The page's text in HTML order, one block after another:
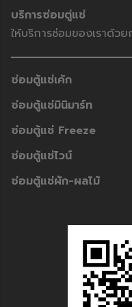
บริการซ่อมตู่แช่
ให้บริการซ่อมของเราด้ว
ซ่อมตู้แช่เค้ก
ซ่อมตู้แช่มินิมาร์ท
ซ่อมตู้แช่ Freeze
ซ่อมตู้แช่ไวน์
ซ่อมตู้แช่ผัก-ผลไม้